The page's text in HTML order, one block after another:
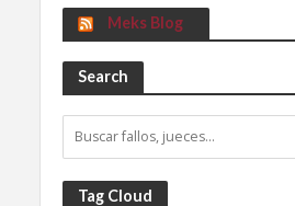
Meks Blog
Search
Tag Cloud